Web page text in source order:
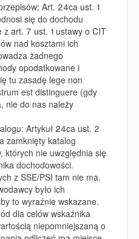
Art. 24ca ust. 1
się do dochodu
art. 7 ust. 1 ustawy o CIT
nad kosztami ich
żadnego
opodatkowane i
tu zasadę lege non
est distinguere (gdy
nie do nas należy
Artykuł 24ca ust. 2
zamknięty katalog
których nie uwzględnia się
dochodowości.
z SSE/PSI tam nie ma.
było ich
to wyraźnie wskazane.
dla celów wskaźnika
niepomniejszaną o